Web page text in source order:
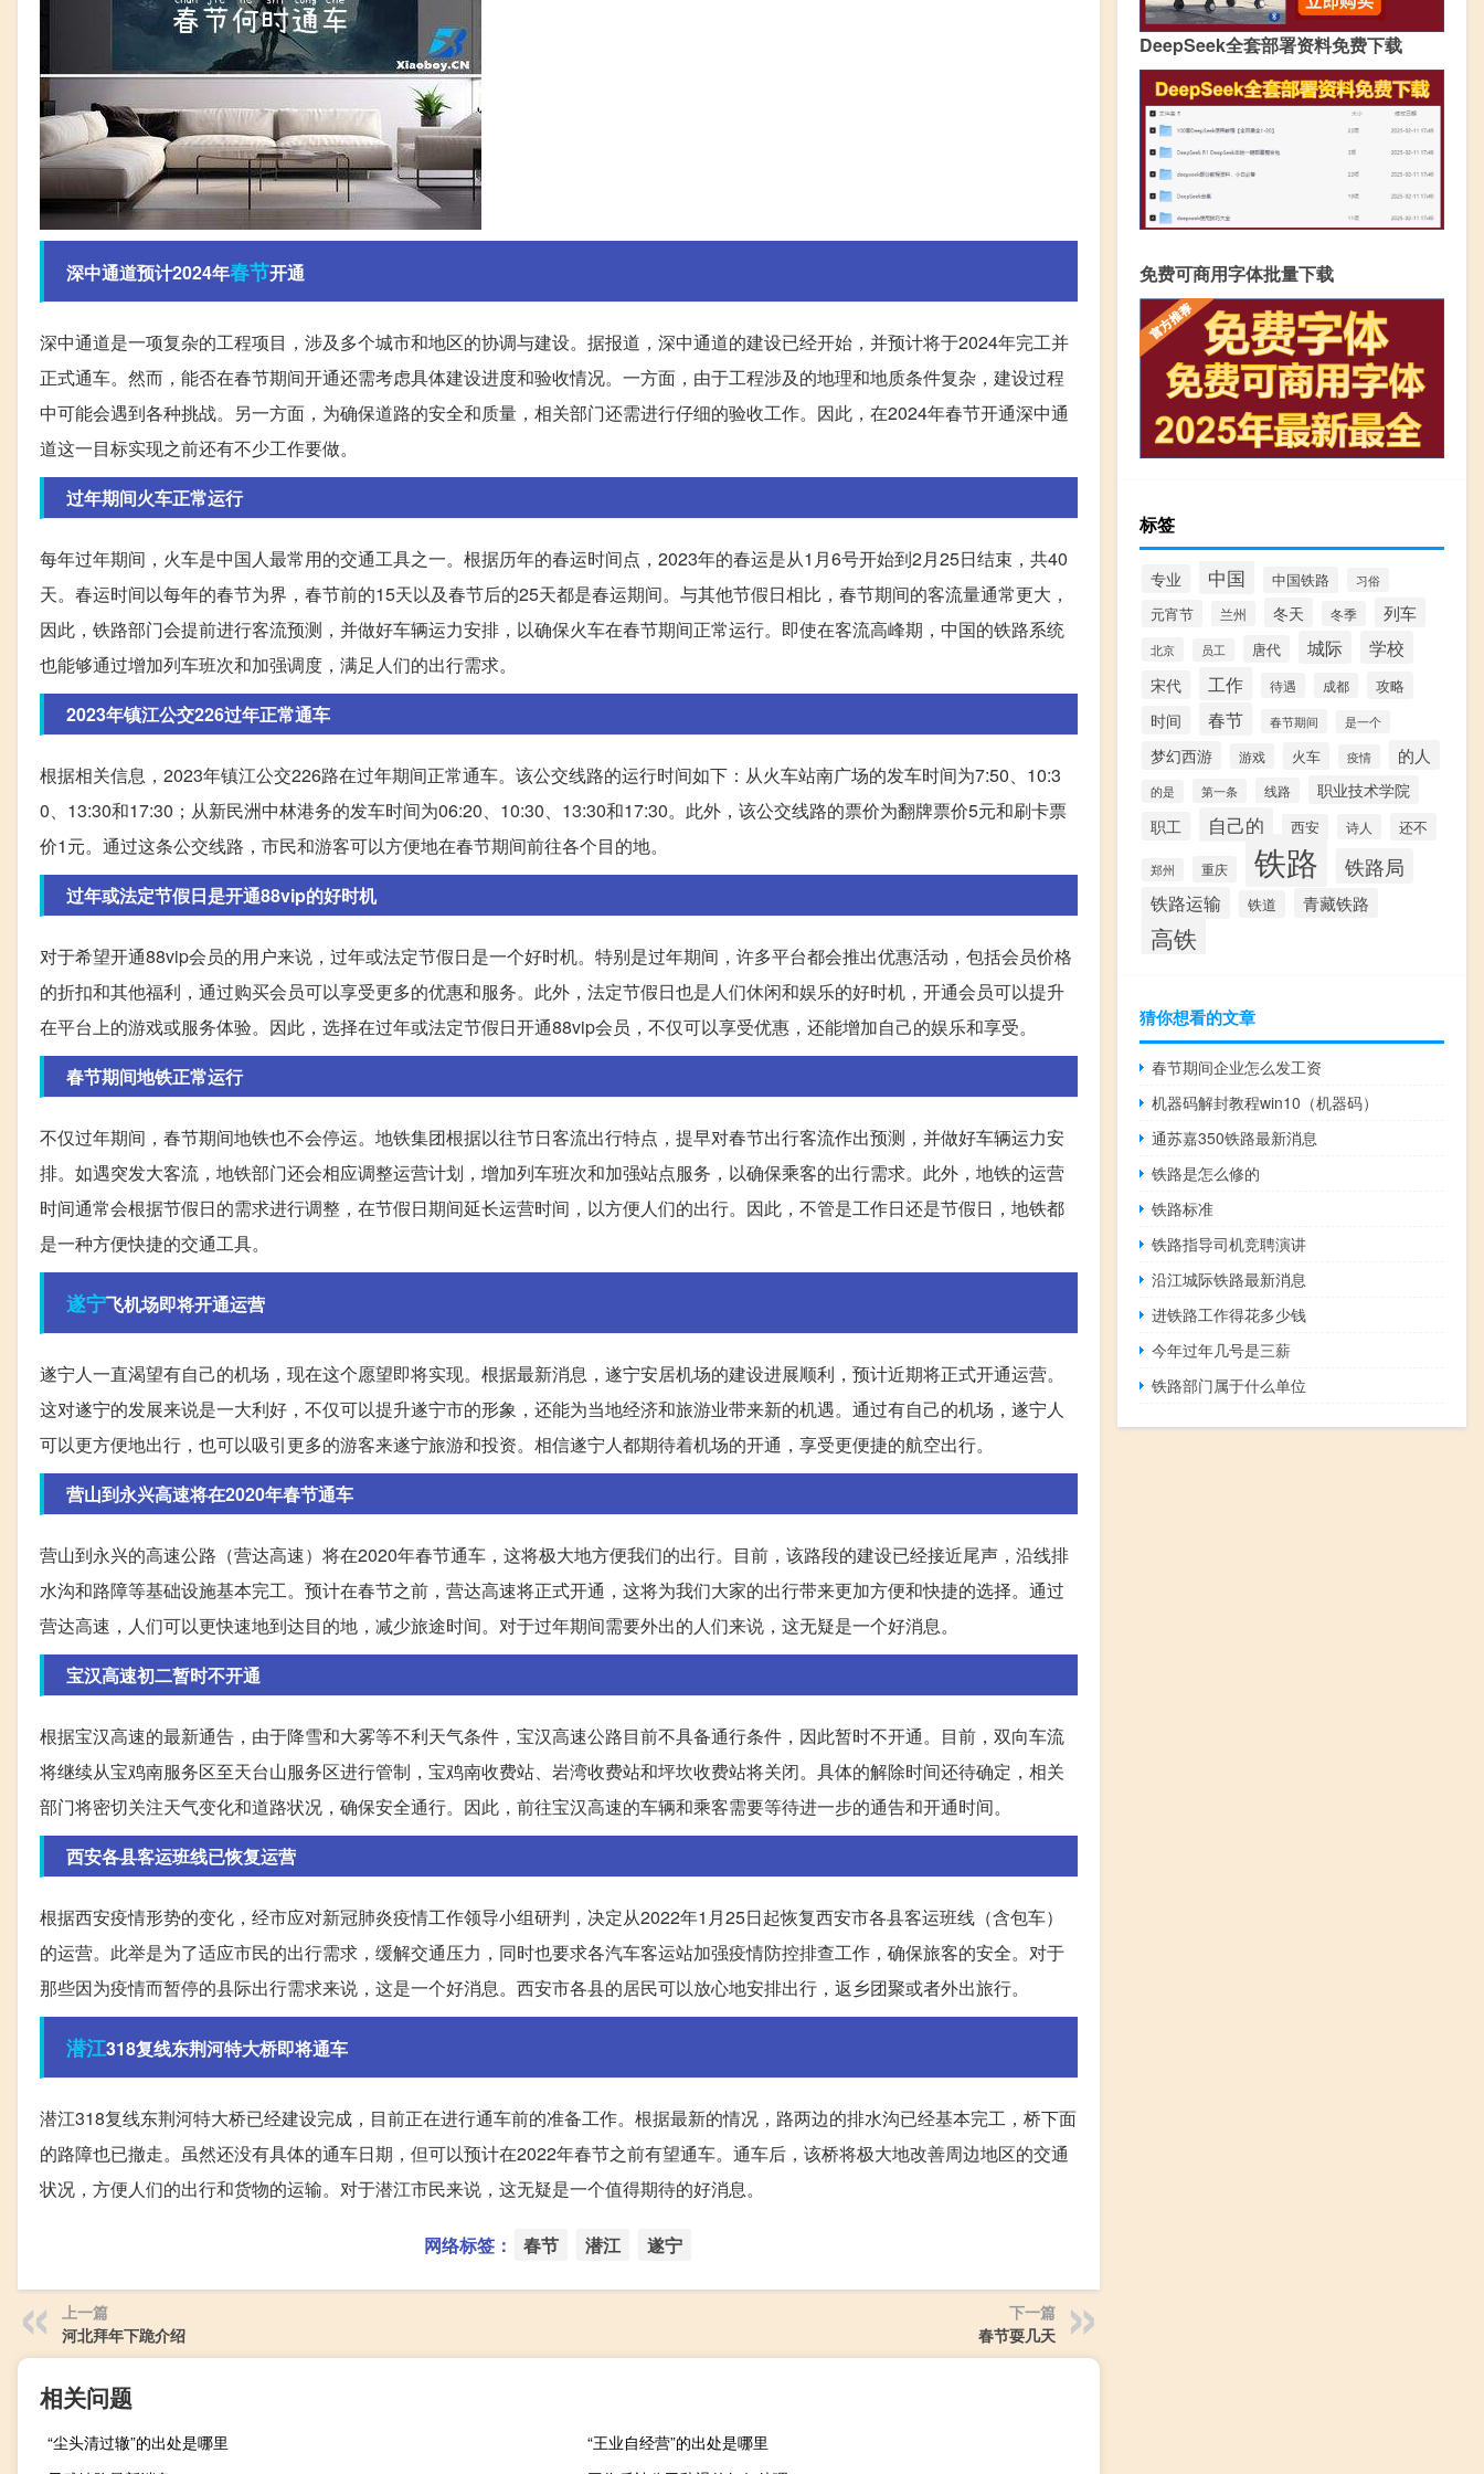
深中通道预计2024年春节开通
深中通道是一项复杂的工程项目，涉及多个城市和地区的协调与建设。据报道，深中通道的建设已经开始，并预计将于2024年完工并
正式通车。然而，能否在春节期间开通还需考虑具体建设进度和验收情况。一方面，由于工程涉及的地理和地质条件复杂，建设过程
中可能会遇到各种挑战。另一方面，为确保道路的安全和质量，相关部门还需进行仔细的验收工作。因此，在2024年春节开通深中通
道这一目标实现之前还有不少工作要做。
过年期间火车正常运行
每年过年期间，火车是中国人最常用的交通工具之一。根据历年的春运时间点，2023年的春运是从1月6号开始到2月25日结束，共40
天。春运时间以每年的春节为界，春节前的15天以及春节后的25天都是春运期间。与其他节假日相比，春节期间的客流量通常更大，
因此，铁路部门会提前进行客流预测，并做好车辆运力安排，以确保火车在春节期间正常运行。即使在客流高峰期，中国的铁路系统
也能够通过增加列车班次和加强调度，满足人们的出行需求。
2023年镇江公交226过年正常通车
根据相关信息，2023年镇江公交226路在过年期间正常通车。该公交线路的运行时间如下：从火车站南广场的发车时间为7:50、10:3
0、13:30和17:30；从新民洲中林港务的发车时间为06:20、10:30、13:30和17:30。此外，该公交线路的票价为翻牌票价5元和刷卡票
价1元。通过这条公交线路，市民和游客可以方便地在春节期间前往各个目的地。
过年或法定节假日是开通88vip的好时机
对于希望开通88vip会员的用户来说，过年或法定节假日是一个好时机。特别是过年期间，许多平台都会推出优惠活动，包括会员价格
的折扣和其他福利，通过购买会员可以享受更多的优惠和服务。此外，法定节假日也是人们休闲和娱乐的好时机，开通会员可以提升
在平台上的游戏或服务体验。因此，选择在过年或法定节假日开通88vip会员，不仅可以享受优惠，还能增加自己的娱乐和享受。
春节期间地铁正常运行
不仅过年期间，春节期间地铁也不会停运。地铁集团根据以往节日客流出行特点，提早对春节出行客流作出预测，并做好车辆运力安
排。如遇突发大客流，地铁部门还会相应调整运营计划，增加列车班次和加强站点服务，以确保乘客的出行需求。此外，地铁的运营
时间通常会根据节假日的需求进行调整，在节假日期间延长运营时间，以方便人们的出行。因此，不管是工作日还是节假日，地铁都
是一种方便快捷的交通工具。
遂宁飞机场即将开通运营
遂宁人一直渴望有自己的机场，现在这个愿望即将实现。根据最新消息，遂宁安居机场的建设进展顺利，预计近期将正式开通运营。
这对遂宁的发展来说是一大利好，不仅可以提升遂宁市的形象，还能为当地经济和旅游业带来新的机遇。通过有自己的机场，遂宁人
可以更方便地出行，也可以吸引更多的游客来遂宁旅游和投资。相信遂宁人都期待着机场的开通，享受更便捷的航空出行。
营山到永兴高速将在2020年春节通车
营山到永兴的高速公路（营达高速）将在2020年春节通车，这将极大地方便我们的出行。目前，该路段的建设已经接近尾声，沿线排
水沟和路障等基础设施基本完工。预计在春节之前，营达高速将正式开通，这将为我们大家的出行带来更加方便和快捷的选择。通过
营达高速，人们可以更快速地到达目的地，减少旅途时间。对于过年期间需要外出的人们来说，这无疑是一个好消息。
宝汉高速初二暂时不开通
根据宝汉高速的最新通告，由于降雪和大雾等不利天气条件，宝汉高速公路目前不具备通行条件，因此暂时不开通。目前，双向车流
将继续从宝鸡南服务区至天台山服务区进行管制，宝鸡南收费站、岩湾收费站和坪坎收费站将关闭。具体的解除时间还待确定，相关
部门将密切关注天气变化和道路状况，确保安全通行。因此，前往宝汉高速的车辆和乘客需要等待进一步的通告和开通时间。
西安各县客运班线已恢复运营
根据西安疫情形势的变化，经市应对新冠肺炎疫情工作领导小组研判，决定从2022年1月25日起恢复西安市各县客运班线（含包车）
的运营。此举是为了适应市民的出行需求，缓解交通压力，同时也要求各汽车客运站加强疫情防控排查工作，确保旅客的安全。对于
那些因为疫情而暂停的县际出行需求来说，这是一个好消息。西安市各县的居民可以放心地安排出行，返乡团聚或者外出旅行。
潜江318复线东荆河特大桥即将通车
潜江318复线东荆河特大桥已经建设完成，目前正在进行通车前的准备工作。根据最新的情况，路两边的排水沟已经基本完工，桥下面
的路障也已撤走。虽然还没有具体的通车日期，但可以预计在2022年春节之前有望通车。通车后，该桥将极大地改善周边地区的交通
状况，方便人们的出行和货物的运输。对于潜江市民来说，这无疑是一个值得期待的好消息。
网络标签： 春节 潜江 遂宁
上一篇
河北拜年下跪介绍
下一篇
春节耍几天
相关问题
“尘头清过辙”的出处是哪里
“王业自经营”的出处是哪里
DeepSeek全套部署资料免费下载
免费可商用字体批量下载
标签
专业 中国 中国铁路 习俗
元宵节 兰州 冬天 冬季 列车
北京 员工 唐代 城际 学校
宋代 工作 待遇 成都 攻略
时间 春节 春节期间 是一个
梦幻西游 游戏 火车 疫情 的人
的是 第一条 线路
职业技术学院
职工
自己的 西安 诗人 还不
郑州 重庆 铁路 铁路局
铁路运输 铁道 青藏铁路
高铁
猜你想看的文章
春节期间企业怎么发工资
机器码解封教程win10（机器码）
通苏嘉350铁路最新消息
铁路是怎么修的
铁路标准
铁路指导司机竞聘演讲
沿江城际铁路最新消息
进铁路工作得花多少钱
今年过年几号是三薪
铁路部门属于什么单位